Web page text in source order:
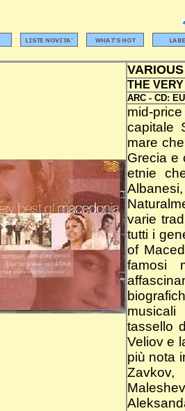
VARIOUS
THE
ARC - CD:
mid-
capitale
mare
Grecia e
etnie
varie
tutti i
of
famosi
tassello
Veliov e
più nota
Zavkov,